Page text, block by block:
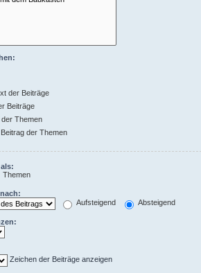
der Beiträge
Beiträge
Themen
der Themen
Themen
Aufsteigend
Absteigend
Zeichen der Beiträge anzeigen